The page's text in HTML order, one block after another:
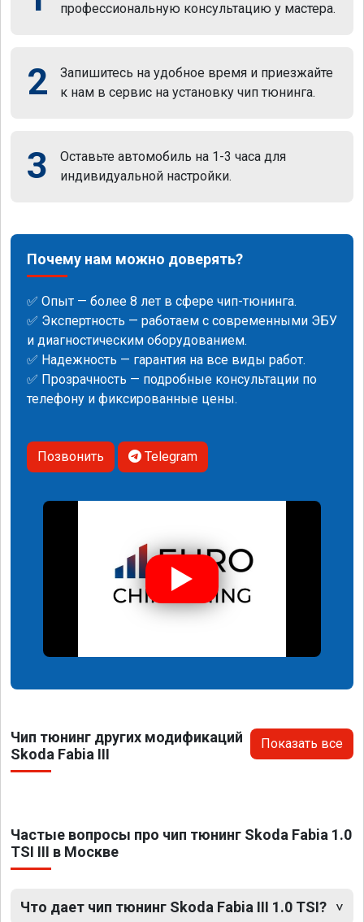
профессиональную консультацию у мастера.
2
Запишитесь на удобное время и приезжайте
к нам в сервис на установку чип тюнинга.
3
Оставьте автомобиль на 1-3 часа для
индивидуальной настройки.
Почему нам можно доверять?
✅ Опыт — более 8 лет в сфере чип-тюнинга.
✅ Экспертность — работаем с современными ЭБУ
и диагностическим оборудованием.
✅ Надежность — гарантия на все виды работ.
✅ Прозрачность — подробные консультации по
телефону и фиксированные цены.
Позвонить Telegram
Чип тюнинг других модификаций
Skoda Fabia III
Показать все
Частые вопросы про чип тюнинг Skoda Fabia 1.0
TSI III в Москве
Что дает чип тюнинг Skoda Fabia III 1.0 TSI?